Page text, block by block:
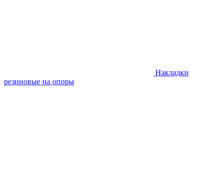
Накладки
резиновые на опоры